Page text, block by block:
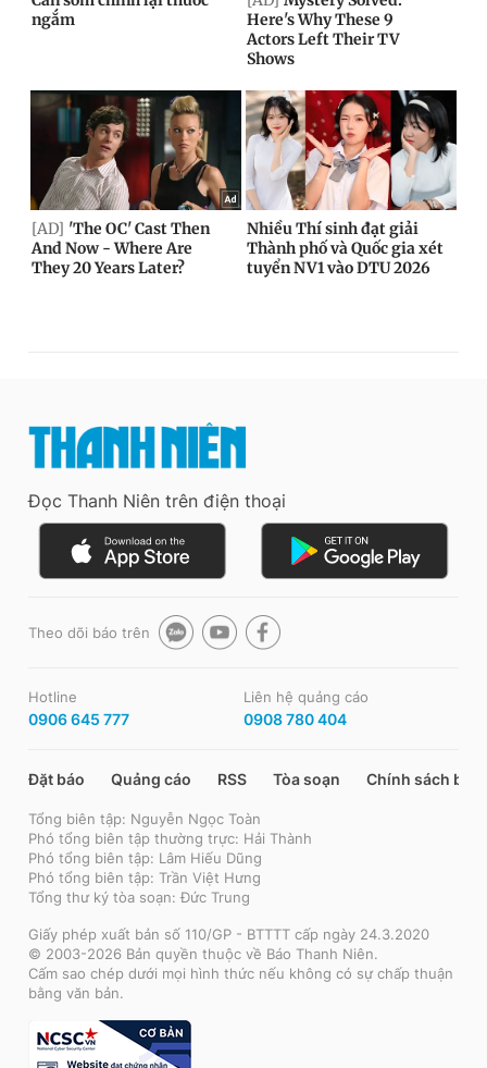
Đọc Thanh Niên trên điện thoại
Theo dõi báo trên
Hotline
0906 645 777
Liên hệ quảng cáo
0908 780 404
Đặt báo Quảng cáo RSS Tòa soạn Chính sách bảo
Tổng biên tập: Nguyễn Ngọc Toàn
Phó tổng biên tập thường trực: Hải Thành
Phó tổng biên tập: Lâm Hiếu Dũng
Phó tổng biên tập: Trần Việt Hưng
Tổng thư ký tòa soạn: Đức Trung
Giấy phép xuất bản số 110/GP - BTTTT cấp ngày 24.3.2020
© 2003-2026 Bản quyền thuộc về Báo Thanh Niên.
Cấm sao chép dưới mọi hình thức nếu không có sự chấp thuận
bằng văn bản.